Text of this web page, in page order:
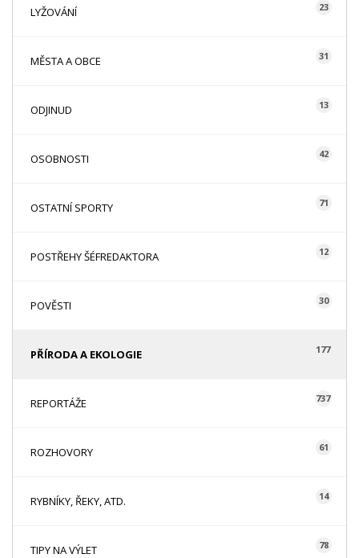
LYŽOVÁNÍ 23
MĚSTA A OBCE 31
ODJINUD 13
OSOBNOSTI 42
OSTATNÍ SPORTY 71
POSTŘEHY ŠÉFREDAKTORA 12
POVĚSTI 30
PŘÍRODA A EKOLOGIE 177
REPORTÁŽE 737
ROZHOVORY 61
RYBNÍKY, ŘEKY, ATD. 14
TIPY NA VÝLET 78